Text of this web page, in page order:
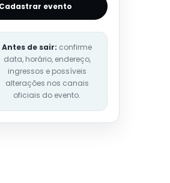
Cadastrar evento
Antes de sair: confirme
data, horário, endereço,
ingressos e possíveis
alterações nos canais
oficiais do evento.